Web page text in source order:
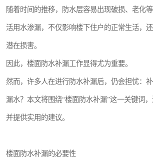
随着时间的推移，防水层容易出现破损、老化
活用水渗漏，不仅影响楼下住户的正常生活，
潜在损害。
因此，楼面防水补漏工作显得尤为重要。
然而，许多人在进行防水补漏后，仍会担忧：
漏水？本文将围绕“楼面防水补漏”这一关键词，
并提供实用的建议。
楼面防水补漏的必要性